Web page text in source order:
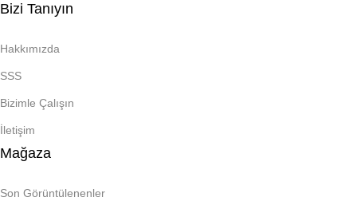
Bizi Tanıyın
Hakkımızda
SSS
Bizimle Çalışın
İletişim
Mağaza
Son Görüntülenenler